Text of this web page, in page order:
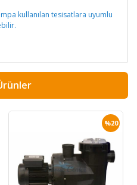
kullanılan tesisatlara uyumlu
%20